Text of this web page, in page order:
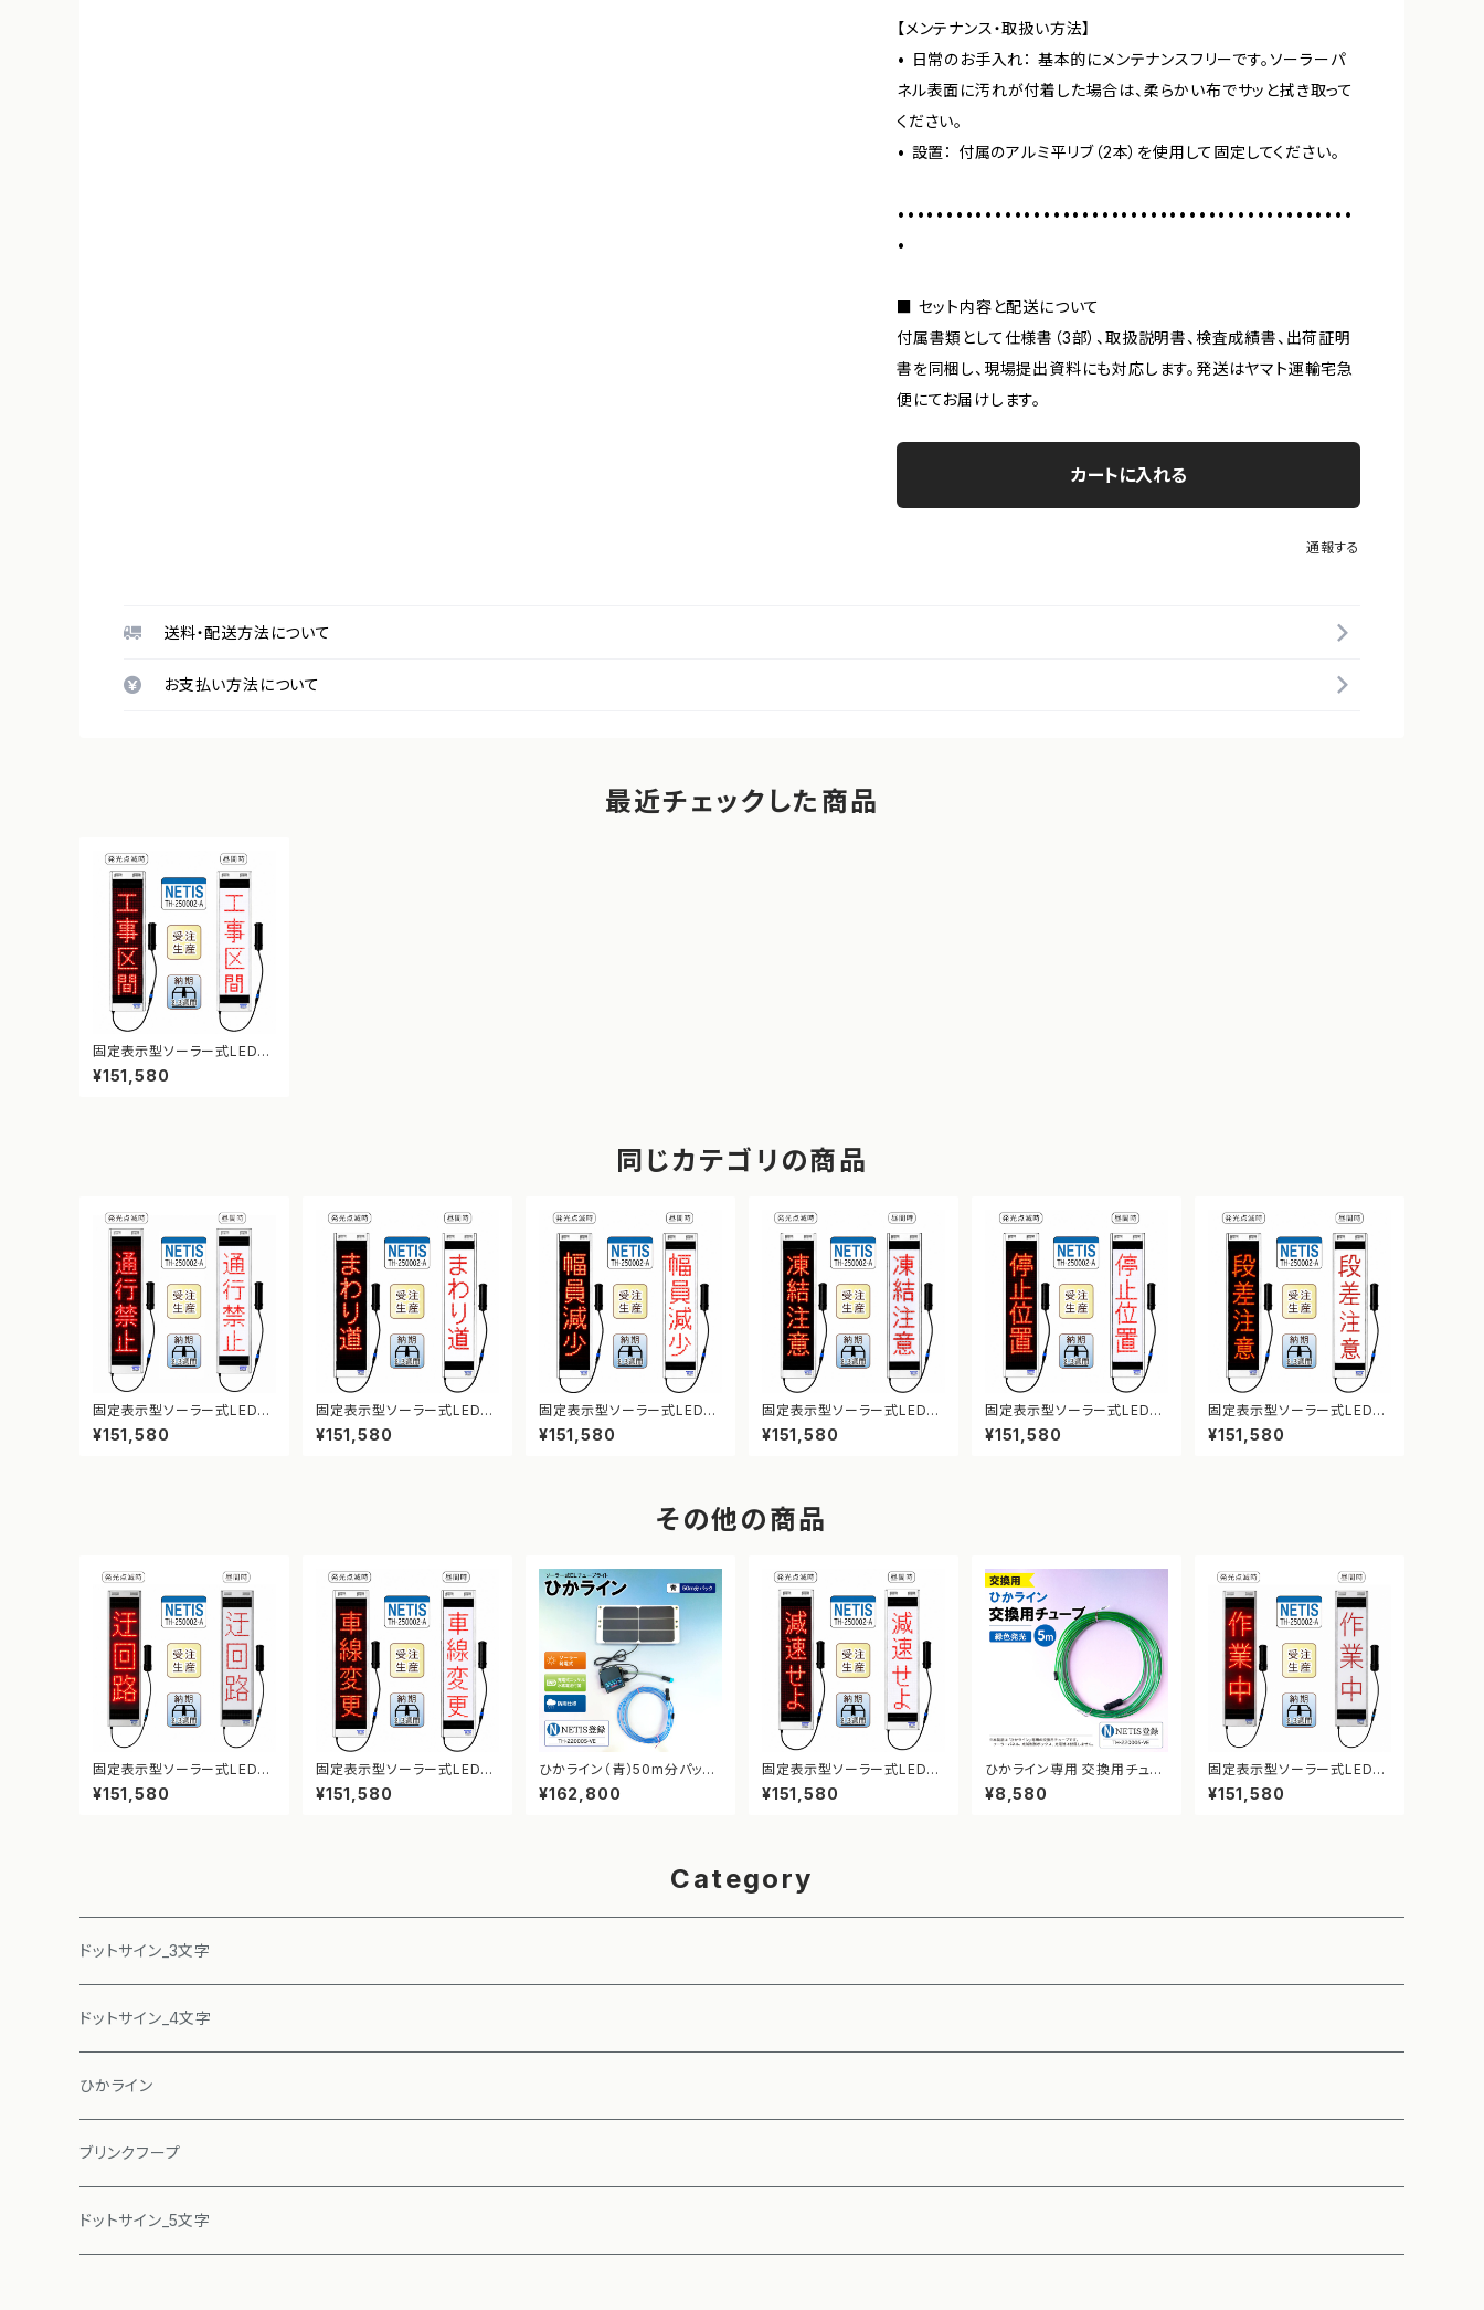
【メンテナンス・取扱い方法】
• 日常のお手入れ： 基本的にメンテナンスフリーです。ソーラーパ
ネル表面に汚れが付着した場合は、柔らかい布でサッと拭き取って
ください。
• 設置： 付属のアルミ平リブ（2本）を使用して固定してください。
•••••••••••••••••••••••••••••••••••••••••••••••
•
■ セット内容と配送について
付属書類として仕様書（3部）、取扱説明書、検査成績書、出荷証明
書を同梱し、現場提出資料にも対応します。発送はヤマト運輸宅急
便にてお届けします。
カートに入れる
通報する
送料・配送方法について
お支払い方法について
最近チェックした商品
固定表示型ソーラー式LED表
示板 ドットサイン【工事区間】
【NETIS登録】
¥151,580
同じカテゴリの商品
固定表示型ソーラー式LED表
示板 ドットサイン【通行禁止】
【NETIS登録】
¥151,580
固定表示型ソーラー式LED表
示板 ドットサイン【まわり道】
【NETIS登録】
¥151,580
固定表示型ソーラー式LED表
示板 ドットサイン【幅員減少】
【NETIS登録】
¥151,580
固定表示型ソーラー式LED表
示板 ドットサイン【凍結注意】
【NETIS登録】
¥151,580
固定表示型ソーラー式LED表
示板 ドットサイン【停止位置】
【NETIS登録】
¥151,580
固定表示型ソーラー式LED表
示板 ドットサイン【段差注意】
【NETIS登録】
¥151,580
その他の商品
固定表示型ソーラー式LED表
示板 ドットサイン【迂回路】【N
ETIS登録】
¥151,580
固定表示型ソーラー式LED表
示板 ドットサイン【車線変更】
【NETIS登録】
¥151,580
ひかライン（青）50m分パック
【NETIS登録】
¥162,800
固定表示型ソーラー式LED表
示板 ドットサイン【減速せよ】
【NETIS登録】
¥151,580
ひかライン専用 交換用チュー
ブ（緑・5m）
¥8,580
固定表示型ソーラー式LED表
示板 ドットサイン【作業中】【N
ETIS登録】
¥151,580
Category
ドットサイン_3文字
ドットサイン_4文字
ひかライン
ブリンクフープ
ドットサイン_5文字